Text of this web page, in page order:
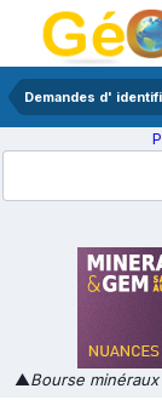
Demandes d'
▲Bourse